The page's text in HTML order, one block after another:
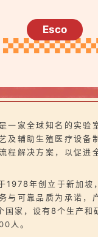
Esco
一家全球知名的实验
及辅助生殖医疗设备
程解决方案，以促进
1978年创立于新加坡
与可靠品质为承诺，
国家，设有8个生产和
人。